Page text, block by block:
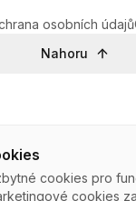
cookies pro
cookies
osobních údajů
Nahoru